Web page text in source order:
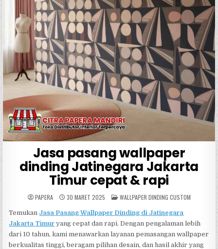
Jasa pasang wallpaper
dinding Jatinegara Jakarta
Timur cepat & rapi
PAPERA 30 MARET 2025 POSTED
IN
WALLPAPER DINDING CUSTOM
Temukan Jasa Pasang Wallpaper Dinding di Jatinegara
Jakarta Timur yang cepat dan rapi. Dengan pengalaman lebih
dari 10 tahun, kami menawarkan layanan pemasangan wallpaper
berkualitas tinggi, beragam pilihan desain, dan hasil akhir yang